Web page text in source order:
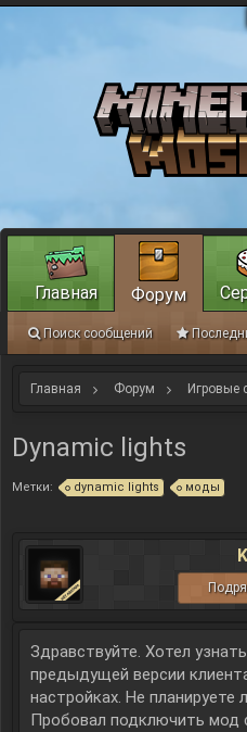
Главная Форум Игровые
Dynamic lights
Метки: dynamic lights моды
Здравствуйте. Хотел
предыдущей версии
настройках. Не планируете
Пробовал подключить мод
Главная Форум
Поиск сообщений